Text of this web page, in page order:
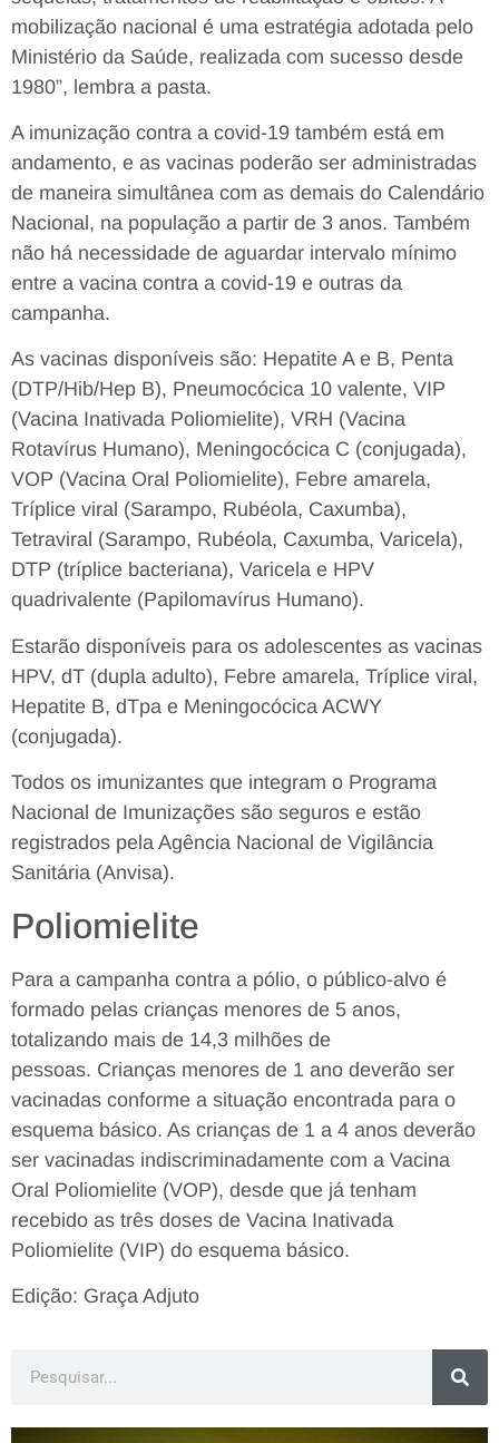
mobilização nacional é uma estratégia adotada pelo
Ministério da Saúde, realizada com sucesso desde
1980”, lembra a pasta.
A imunização contra a covid-19 também está em
andamento, e as vacinas poderão ser administradas
de maneira simultânea com as demais do Calendário
Nacional, na população a partir de 3 anos. Também
não há necessidade de aguardar intervalo mínimo
entre a vacina contra a covid-19 e outras da
campanha.
As vacinas disponíveis são: Hepatite A e B, Penta
(DTP/Hib/Hep B), Pneumocócica 10 valente, VIP
(Vacina Inativada Poliomielite), VRH (Vacina
Rotavírus Humano), Meningocócica C (conjugada),
VOP (Vacina Oral Poliomielite), Febre amarela,
Tríplice viral (Sarampo, Rubéola, Caxumba),
Tetraviral (Sarampo, Rubéola, Caxumba, Varicela),
DTP (tríplice bacteriana), Varicela e HPV
quadrivalente (Papilomavírus Humano).
Estarão disponíveis para os adolescentes as vacinas
HPV, dT (dupla adulto), Febre amarela, Tríplice viral,
Hepatite B, dTpa e Meningocócica ACWY
(conjugada).
Todos os imunizantes que integram o Programa
Nacional de Imunizações são seguros e estão
registrados pela Agência Nacional de Vigilância
Sanitária (Anvisa).
Poliomielite
Para a campanha contra a pólio, o público-alvo é
formado pelas crianças menores de 5 anos,
totalizando mais de 14,3 milhões de
pessoas. Crianças menores de 1 ano deverão ser
vacinadas conforme a situação encontrada para o
esquema básico. As crianças de 1 a 4 anos deverão
ser vacinadas indiscriminadamente com a Vacina
Oral Poliomielite (VOP), desde que já tenham
recebido as três doses de Vacina Inativada
Poliomielite (VIP) do esquema básico.
Edição: Graça Adjuto